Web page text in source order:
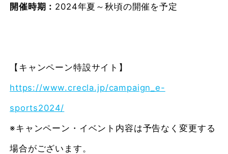
開催時期： 2024年夏～秋頃の開催を予定
【キャンペーン特設サイト】
https://www.crecla.jp/campaign_e-
sports2024/
※キャンペーン・イベント内容は予告なく変更する
場合がございます。